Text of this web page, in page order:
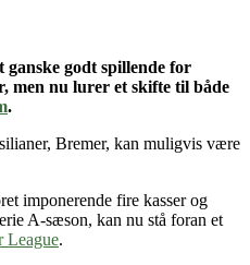
godt spillende for
, men nu lurer et skifte til både
.
Bremer, kan muligvis være
imponerende fire kasser og
A-sæson, kan nu stå foran et
League.